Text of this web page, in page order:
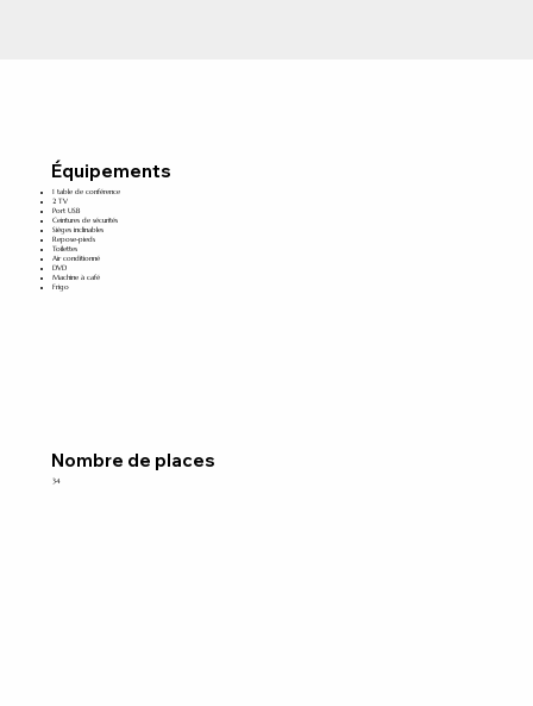
Équipements
1 table de conférence
2 TV
Port USB
Ceintures de sécurités
Sièges inclinables
Repose-pieds
Toilettes
Air conditionné
DVD
Machine à café
Frigo
Nombre de places
34